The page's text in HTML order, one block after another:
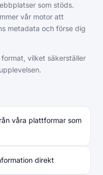
som stöds.
vår motor att
metadata och förse dig
vilket säkerställer
våra plattformar som
direkt